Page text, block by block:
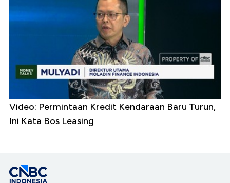
Video: Permintaan Kredit Kendaraan Baru Turun,
Ini Kata Bos Leasing